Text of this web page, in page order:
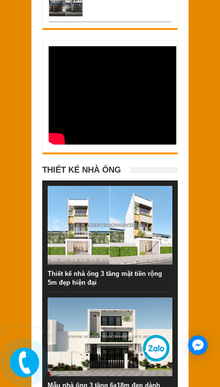
THIẾT KẾ NHÀ ỐNG
Thiết kế nhà ống 3 tầng mặt tiền rộng
5m đẹp hiện đại
Mẫu nhà ống 3 tầng 6x18m đẹp dành